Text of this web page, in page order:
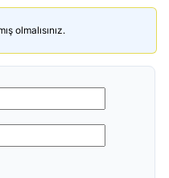
olmalısınız.